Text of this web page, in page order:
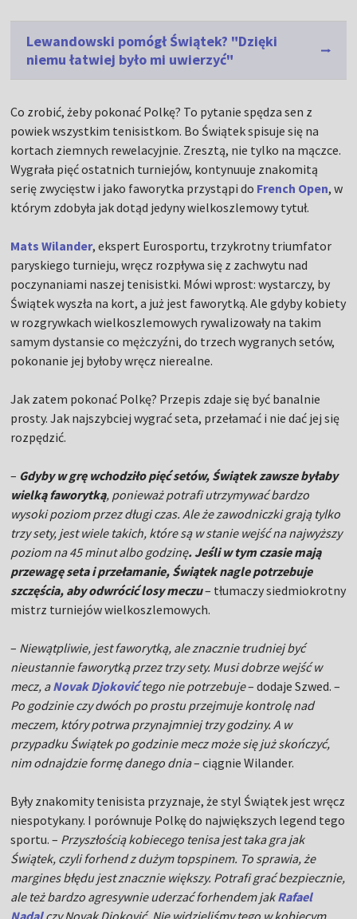
Lewandowski pomógł Świątek? "Dzięki
niemu łatwiej było mi uwierzyć"
Co zrobić, żeby pokonać Polkę? To pytanie spędza sen z
powiek wszystkim tenisistkom. Bo Świątek spisuje się na
kortach ziemnych rewelacyjnie. Zresztą, nie tylko na mączce.
Wygrała pięć ostatnich turniejów, kontynuuje znakomitą
serię zwycięstw i jako faworytka przystąpi do French Open, w
którym zdobyła jak dotąd jedyny wielkoszlemowy tytuł.
Mats Wilander, ekspert Eurosportu, trzykrotny triumfator
paryskiego turnieju, wręcz rozpływa się z zachwytu nad
poczynaniami naszej tenisistki. Mówi wprost: wystarczy, by
Świątek wyszła na kort, a już jest faworytką. Ale gdyby kobiety
w rozgrywkach wielkoszlemowych rywalizowały na takim
samym dystansie co mężczyźni, do trzech wygranych setów,
pokonanie jej byłoby wręcz nierealne.
Jak zatem pokonać Polkę? Przepis zdaje się być banalnie
prosty. Jak najszybciej wygrać seta, przełamać i nie dać jej się
rozpędzić.
– Gdyby w grę wchodziło pięć setów, Świątek zawsze byłaby
wielką faworytką, ponieważ potrafi utrzymywać bardzo
wysoki poziom przez długi czas. Ale że zawodniczki grają tylko
trzy sety, jest wiele takich, które są w stanie wejść na najwyższy
poziom na 45 minut albo godzinę. Jeśli w tym czasie mają
przewagę seta i przełamanie, Świątek nagle potrzebuje
szczęścia, aby odwrócić losy meczu– tłumaczy siedmiokrotny
mistrz turniejów wielkoszlemowych.
– Niewątpliwie, jest faworytką, ale znacznie trudniej być
nieustannie faworytką przez trzy sety. Musi dobrze wejść w
mecz, aNovak Djokovićtego nie potrzebuje– dodaje Szwed. –
Po godzinie czy dwóch po prostu przejmuje kontrolę nad
meczem, który potrwa przynajmniej trzy godziny. A w
przypadku Świątek po godzinie mecz może się już skończyć,
nim odnajdzie formę danego dnia– ciągnie Wilander.
Były znakomity tenisista przyznaje, że styl Świątek jest wręcz
niespotykany. I porównuje Polkę do największych legend tego
sportu. – Przyszłością kobiecego tenisa jest taka gra jak
Świątek, czyli forhend z dużym topspinem. To sprawia, że
margines błędu jest znacznie większy. Potrafi grać bezpiecznie,
ale też bardzo agresywnie uderzać forhendem jakRafael